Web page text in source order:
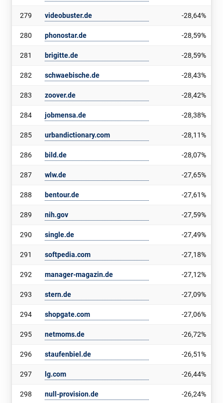
279 videobuster.de -28,64%
280 phonostar.de -28,59%
281 brigitte.de -28,59%
282 schwaebische.de -28,43%
283 zoover.de -28,42%
284 jobmensa.de -28,38%
285 urbandictionary.com -28,11%
286 bild.de -28,07%
287 wlw.de -27,65%
288 bentour.de -27,61%
289 nih.gov -27,59%
290 single.de -27,49%
291 softpedia.com -27,18%
292 manager-magazin.de -27,12%
293 stern.de -27,09%
294 shopgate.com -27,06%
295 netmoms.de -26,72%
296 staufenbiel.de -26,51%
297 lg.com -26,44%
298 null-provision.de -26,24%